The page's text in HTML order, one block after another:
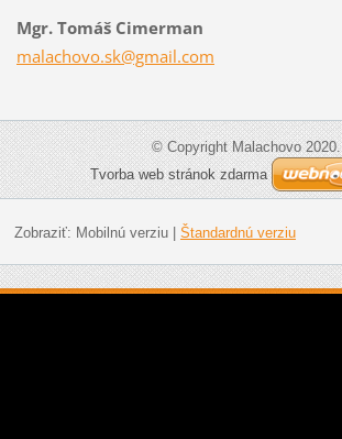
Mgr. Tomáš Cimerman
malachovo.sk@gmail.com
© Copyright Malachovo 2020.
Tvorba web stránok zdarma
Zobraziť: Mobilnú verziu| Štandardnú verziu